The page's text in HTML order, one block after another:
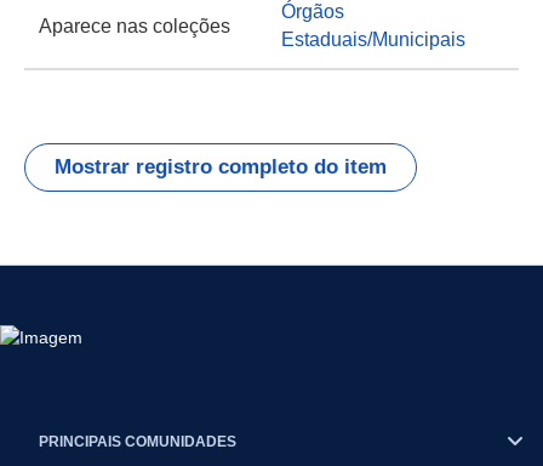
Aparece nas coleções
Órgãos
Estaduais/Municipais
Mostrar registro completo do item
PRINCIPAIS COMUNIDADES